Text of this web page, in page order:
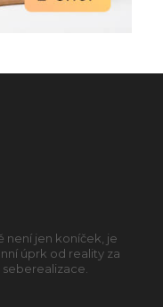
není jen koníček, je
úprk od reality za